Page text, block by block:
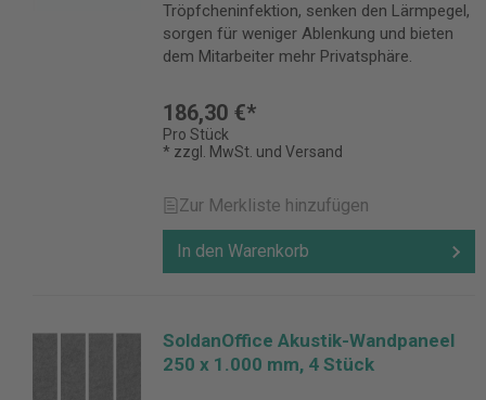
Tröpfcheninfektion, senken den Lärmpegel,
sorgen für weniger Ablenkung und bieten
dem Mitarbeiter mehr Privatsphäre.
186,30 €*
Pro Stück
* zzgl. MwSt. und Versand
Zur Merkliste hinzufügen
In den Warenkorb
SoldanOffice Akustik-Wandpaneel
250 x 1.000 mm, 4 Stück